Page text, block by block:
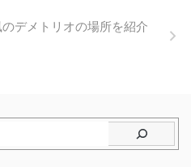
デメトリオの場所を紹介